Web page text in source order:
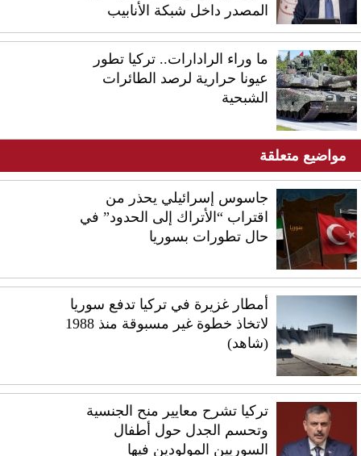
المصدر داخل شبكة الأنابيب
ما وراء الرادارات.. تركيا تطور
عيونا حرارية لرصد الطائرات
الشبحية
مواضيع متعلقة
جاسوس إسرائيلي يحذر من
اقتراب “الأتراك إلى الحدود” في
حال تطورات بسوريا
أمطار غزيرة في تركيا تدفع سوريا
لاتخاذ خطوة غير مسبوقة منذ 1988
(شاهد)
تركيا تشرح معايير منح الجنسية
وتحسم الجدل حول أطفال
السوريين المولودين فيها